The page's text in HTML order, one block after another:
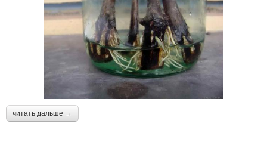
читать дальше →